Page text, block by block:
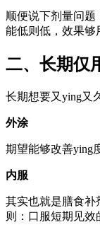
顺便说下剂量问题
能低则低，效果够
二、长期仅
长期想要又ying又
外涂
期望能够改善ying
内服
其实也就是膳食补
则：口服短期见效